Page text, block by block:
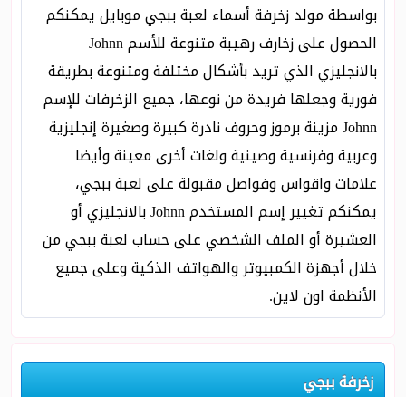
بواسطة مولد زخرفة أسماء لعبة ببجي موبايل يمكنكم
الحصول على زخارف رهيبة متنوعة للأسم Johnn
بالانجليزي الذي تريد بأشكال مختلفة ومتنوعة بطريقة
فورية وجعلها فريدة من نوعها، جميع الزخرفات للإسم
Johnn مزينة برموز وحروف نادرة كبيرة وصغيرة إنجليزية
وعربية وفرنسية وصينية ولغات أخرى معينة وأيضا
علامات واقواس وفواصل مقبولة على لعبة ببجي،
يمكنكم تغيير إسم المستخدم Johnn بالانجليزي أو
العشيرة أو الملف الشخصي على حساب لعبة ببجي من
خلال أجهزة الكمبيوتر والهواتف الذكية وعلى جميع
الأنظمة اون لاين.
زخرفة ببجي